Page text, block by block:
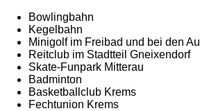
Bowlingbahn
Kegelbahn
Minigolf im Freibad und bei den
Reitclub im Stadtteil Gneixendorf
Skate-Funpark Mitterau
Badminton
Basketballclub Krems
Fechtunion Krems